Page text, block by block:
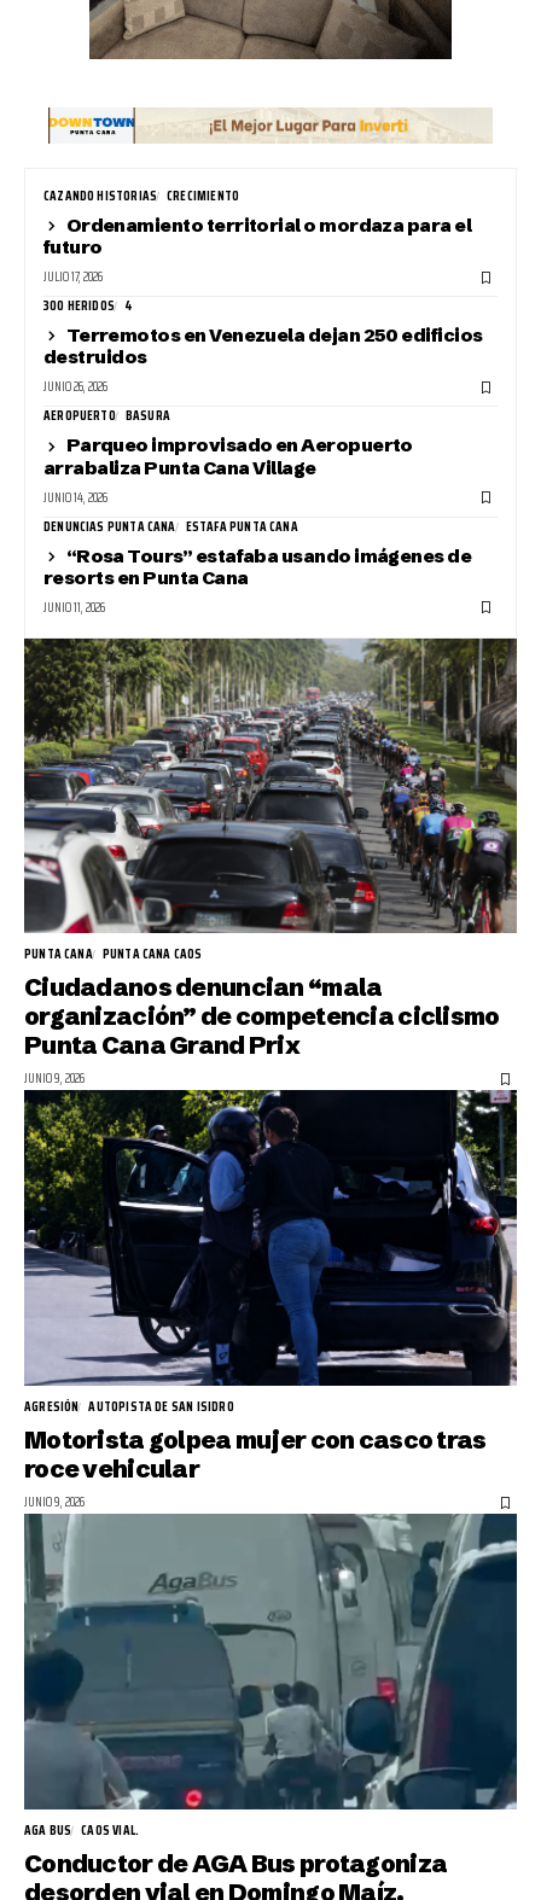
CAZANDO HISTORIAS CRECIMIENTO
Ordenamiento territorial o mordaza para el
futuro
JULIO 17, 2026
300 HERIDOS 4
Terremotos en Venezuela dejan 250 edificios
destruidos
JUNIO 26, 2026
AEROPUERTO BASURA
Parqueo improvisado en Aeropuerto
arrabaliza Punta Cana Village
JUNIO 14, 2026
DENUNCIAS PUNTA CANA ESTAFA PUNTA CANA
“Rosa Tours” estafaba usando imágenes de
resorts en Punta Cana
JUNIO 11, 2026
PUNTA CANA PUNTA CANA CAOS
Ciudadanos denuncian “mala
organización” de competencia ciclismo
Punta Cana Grand Prix
JUNIO 9, 2026
AGRESIÓN AUTOPISTA DE SAN ISIDRO
Motorista golpea mujer con casco tras
roce vehicular
JUNIO 9, 2026
AGA BUS CAOS VIAL.
Conductor de AGA Bus protagoniza
desorden vial en Domingo Maíz.